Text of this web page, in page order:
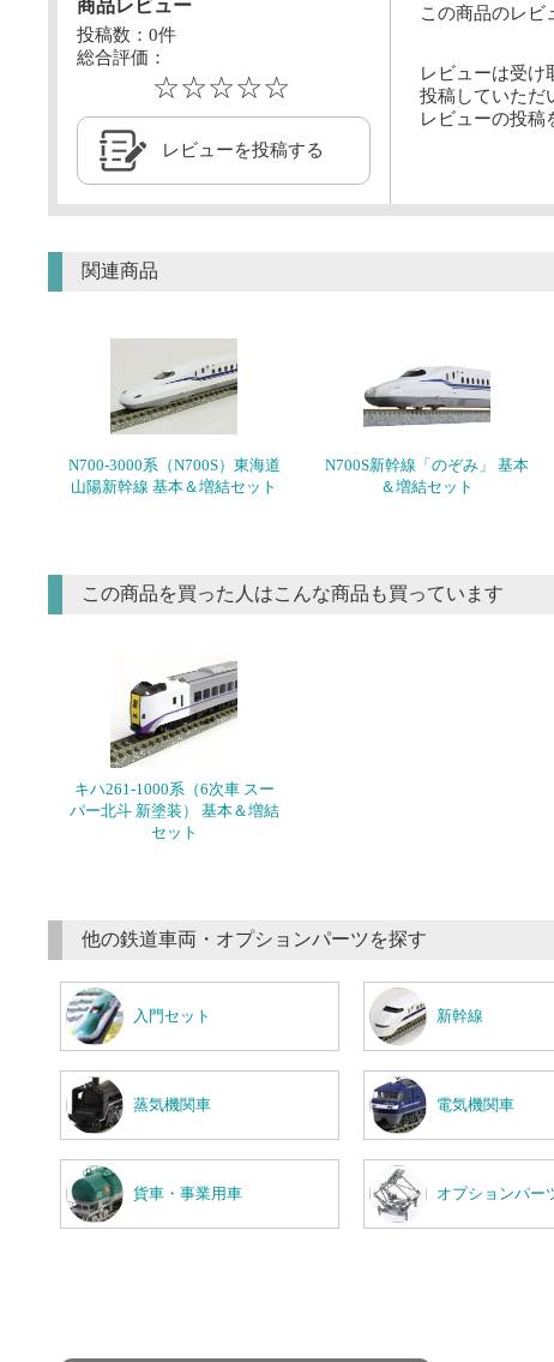
商品レビュー
投稿数： 0件
総合評価：
☆☆☆☆☆
レビューを投稿する
この商品のレビ
レビューは受け
投稿していただ
レビューの投稿
関連商品
N700-3000系（N700S）東海道
山陽新幹線 基本＆増結セット
N700S新幹線「のぞみ」 基本
＆増結セット
この商品を買った人はこんな商品も買っています
キハ261-1000系（6次車 スー
パー北斗 新塗装） 基本＆増結
セット
他の鉄道車両・オプションパーツを探す
入門セット 新幹線
蒸気機関車 電気機関車
貨車・事業用車 オプションパー